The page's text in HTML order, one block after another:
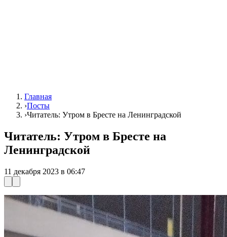
Главная
›Посты
›Читатель: Утром в Бресте на Ленинградской
Читатель: Утром в Бресте на
Ленинградской
11 декабря 2023 в 06:47